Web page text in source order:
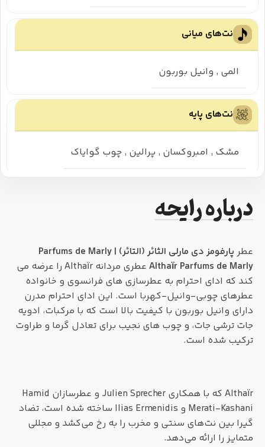
نت‌های میانی
المی , وانیل بوربون
نت‌های پایه
مشک , امبروکسان , پرالین , چوب گوایاک
درباره رایحه
عطر
پارفومز دی مارلی الثائر (التائر) | Parfums de Marly
Althaïr Parfums de Marly
عطری مردانه Althaïr را عرضه می
کند که ادای احترام به عطرسازی های فرانسوی و خانواده
عطرهای چوبی-وانیل-کهربا است. این ادای احترام مدرن
دارای وانیل بوربون با کیفیت بالا است که با مرکبات، ادویه
جات ترشی جات، و چوب های نجیب برای تعادل گرما و طراوت
ترکیب شده است.
Althaïr که با همکاری Julien Sprecher و عطرسازان Hamid
Merati-Kashani و Ilias Ermenidis ساخته شده است، تضاد
گیرا بین نت‌های سنتی و مخرب را به رخ می‌کشد و مجللی
متمایز را ارائه می‌دهد.